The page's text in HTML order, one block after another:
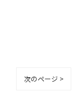
次のページ >